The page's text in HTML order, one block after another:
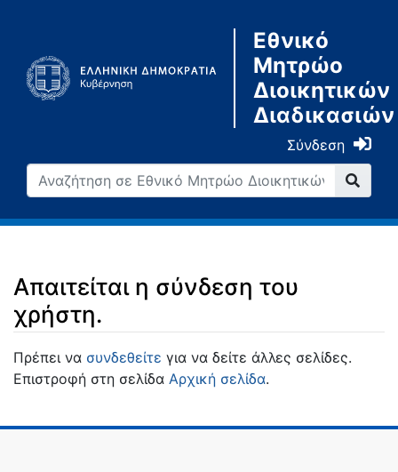
Εθνικό
Μητρώο
Διοικητικών
Διαδικασιών
Σύνδεση
Απαιτείται η σύνδεση του
χρήστη.
Μετάβαση σε:πλοήγηση,αναζήτηση
Πρέπει να συνδεθείτε για να δείτε άλλες σελίδες.
Επιστροφή στη σελίδα Αρχική σελίδα.